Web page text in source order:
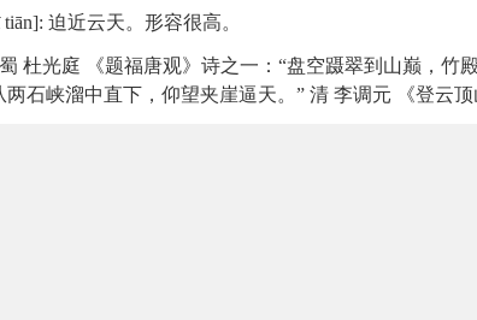
tiān]: 迫近云天。形容很高。
蜀 杜光庭 《题福唐观》诗之一：“盘空蹑翠到山巅，竹
两石峡溜中直下，仰望夹崖逼天。” 清 李调元 《登云